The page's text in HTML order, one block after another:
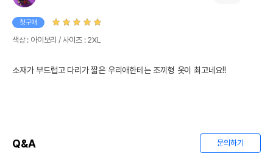
첫구매
색상 : 아이보리 / 사이즈 : 2XL
소재가 부드럽고 다리가 짧은 우리애한테는 조끼형 옷이 최고네요!!
Q&A 문의하기